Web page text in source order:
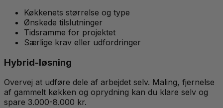
Køkkenets størrelse og type
Ønskede tilslutninger
Tidsramme for projektet
Særlige krav eller udfordringer
Hybrid-løsning
Overvej at udføre dele af arbejdet selv. Maling, fjernelse
af gammelt køkken og oprydning kan du klare selv og
spare 3.000-8.000 kr.